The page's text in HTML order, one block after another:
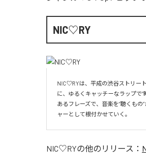
NIC♡RY
NIC♡RYは、平成の渋谷ストリー
に、ゆるくキャッチーなラップで
あるフレーズで、音楽を“聴くも
ャーとして根付かせていく。
NIC♡RYの他のリリース：